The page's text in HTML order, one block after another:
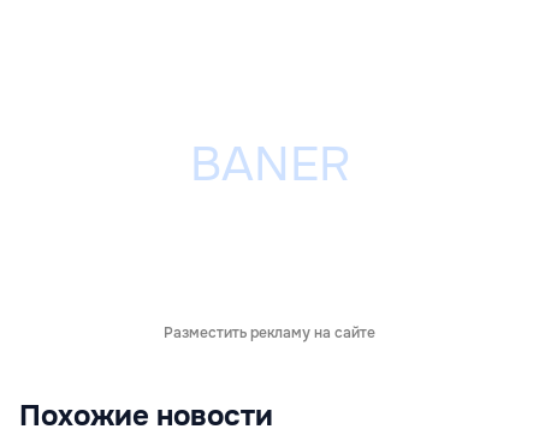
Разместить рекламу на сайте
Похожие новости